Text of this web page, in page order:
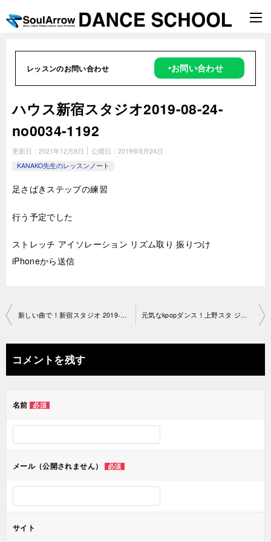
レッスンのお問い合わせ ‣お問い合わせ
ハウス新宿スタジオ2019-08-24-
no0034-1192
更新日： 2021年12月8日 公開日： 2019年8月24日
KANAKO先生のレッスンノート
足さばきステップの練習
行う予定でした
ストレッチ アイソレーション リズム取り 振りつけ
iPhoneから送信
投
ナ
ビ
ー
ン
コメントを残す
名前 必須
メール（公開されません） 必須
サイト